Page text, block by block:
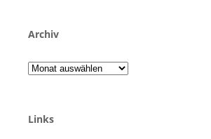
Archiv
Archiv
Links